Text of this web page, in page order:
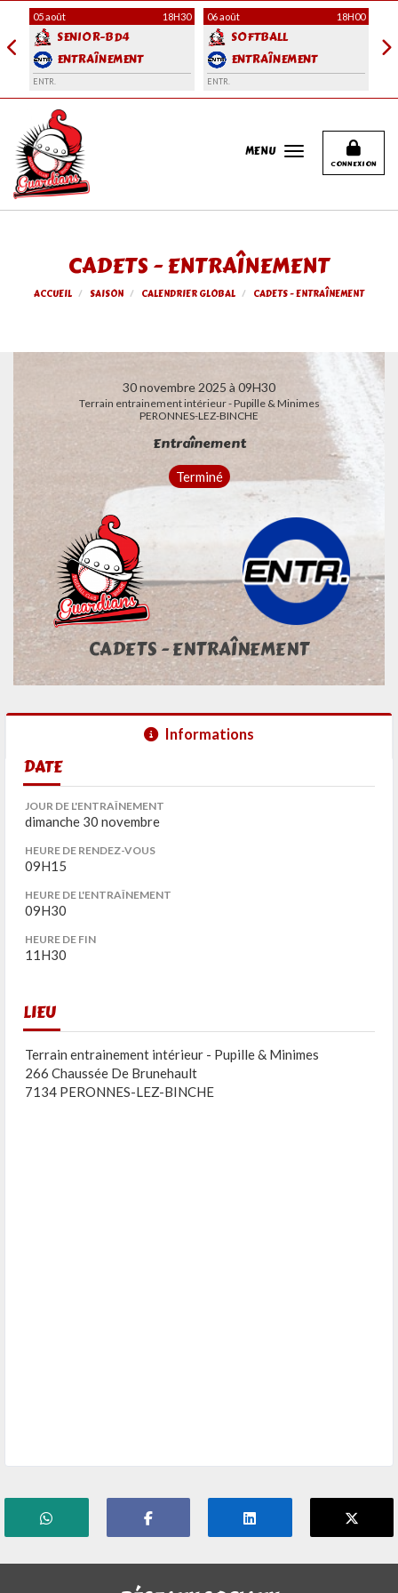
05 août 18H30
SENIOR-BD4
ENTRAÎNEMENT
ENTR.
06 août 18H00
SOFTBALL
ENTRAÎNEMENT
ENTR.
CONNEXION
MENU
CADETS - ENTRAÎNEMENT
ACCUEIL SAISON CALENDRIER GLOBAL CADETS - ENTRAÎNEMENT
30 novembre 2025 à 09H30
Terrain entrainement intérieur - Pupille & Minimes
PERONNES-LEZ-BINCHE
Entraînement
Terminé
CADETS - ENTRAÎNEMENT
Informations
DATE
JOUR DE L'ENTRAÎNEMENT
dimanche 30 novembre
HEURE DE RENDEZ-VOUS
09H15
HEURE DE L'ENTRAÎNEMENT
09H30
HEURE DE FIN
11H30
LIEU
Terrain entrainement intérieur - Pupille & Minimes
266 Chaussée De Brunehault
7134 PERONNES-LEZ-BINCHE
Panneau de gestion des cookies